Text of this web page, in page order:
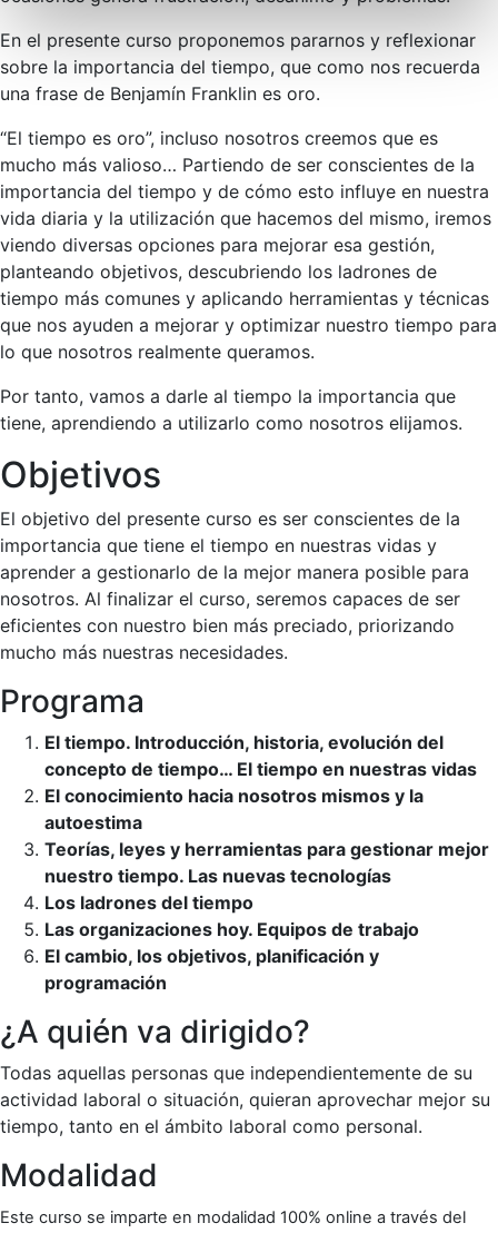
En el presente curso proponemos pararnos y reflexionar
sobre la importancia del tiempo, que como nos recuerda
una frase de Benjamín Franklin es oro.
“El tiempo es oro”, incluso nosotros creemos que es
mucho más valioso… Partiendo de ser conscientes de la
importancia del tiempo y de cómo esto influye en nuestra
vida diaria y la utilización que hacemos del mismo, iremos
viendo diversas opciones para mejorar esa gestión,
planteando objetivos, descubriendo los ladrones de
tiempo más comunes y aplicando herramientas y técnicas
que nos ayuden a mejorar y optimizar nuestro tiempo para
lo que nosotros realmente queramos.
Por tanto, vamos a darle al tiempo la importancia que
tiene, aprendiendo a utilizarlo como nosotros elijamos.
Objetivos
El objetivo del presente curso es ser conscientes de la
importancia que tiene el tiempo en nuestras vidas y
aprender a gestionarlo de la mejor manera posible para
nosotros. Al finalizar el curso, seremos capaces de ser
eficientes con nuestro bien más preciado, priorizando
mucho más nuestras necesidades.
Programa
El tiempo. Introducción, historia, evolución del
concepto de tiempo… El tiempo en nuestras vidas
El conocimiento hacia nosotros mismos y la
autoestima
Teorías, leyes y herramientas para gestionar mejor
nuestro tiempo. Las nuevas tecnologías
Los ladrones del tiempo
Las organizaciones hoy. Equipos de trabajo
El cambio, los objetivos, planificación y
programación
¿A quién va dirigido?
Todas aquellas personas que independientemente de su
actividad laboral o situación, quieran aprovechar mejor su
tiempo, tanto en el ámbito laboral como personal.
Modalidad
Este curso se imparte en modalidad 100% online a través del